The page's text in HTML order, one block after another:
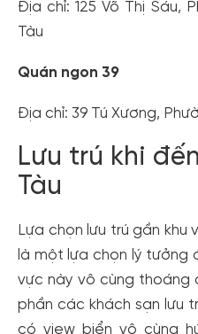
Địa chỉ: 125 Võ Thị Sáu,
Tàu
Quán ngon 39
Địa chỉ: 39 Tú Xương,
Lưu trú khi
Tàu
Lựa chọn lưu trú gần khu
là một lựa chọn lý tưởng
vực này vô cùng thoáng
phần các khách sạn lưu
có view biển vô cùng